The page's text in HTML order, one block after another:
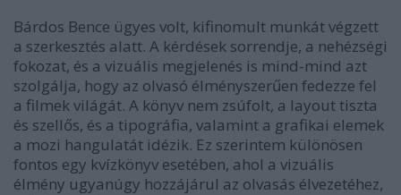
Bárdos Bence ügyes volt, kifinomult munkát végzett
a szerkesztés alatt. A kérdések sorrendje, a nehézségi
fokozat, és a vizuális megjelenés is mind-mind azt
szolgálja, hogy az olvasó élményszerűen fedezze fel
a filmek világát. A könyv nem zsúfolt, a layout tiszta
és szellős, és a tipográfia, valamint a grafikai elemek
a mozi hangulatát idézik. Ez szerintem különösen
fontos egy kvízkönyv esetében, ahol a vizuális
élmény ugyanúgy hozzájárul az olvasás élvezetéhez,